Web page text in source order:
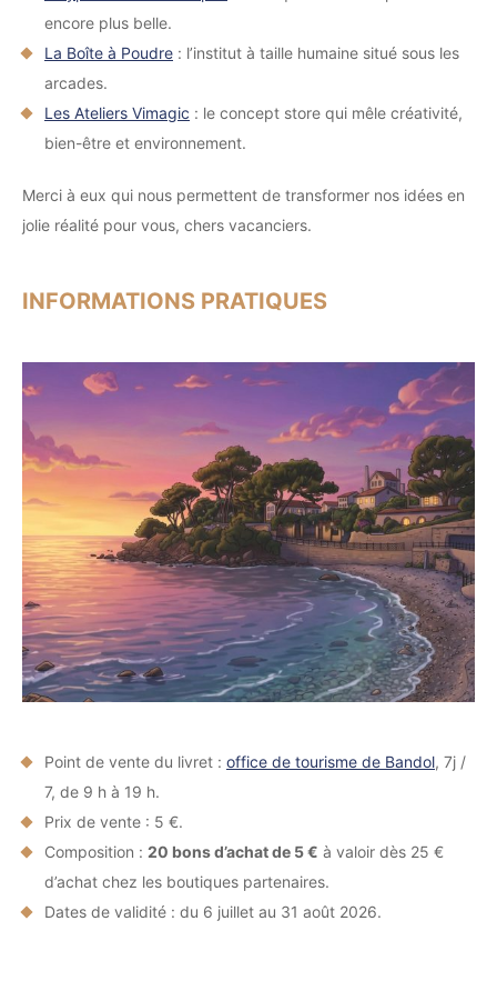
encore plus belle.
La Boîte à Poudre : l’institut à taille humaine situé sous les
arcades.
Les Ateliers Vimagic : le concept store qui mêle créativité,
bien-être et environnement.
Merci à eux qui nous permettent de transformer nos idées en
jolie réalité pour vous, chers vacanciers.
INFORMATIONS PRATIQUES
Point de vente du livret : office de tourisme de Bandol, 7j /
7, de 9 h à 19 h.
Prix de vente : 5 €.
Composition : 20 bons d’achat de 5 € à valoir dès 25 €
d’achat chez les boutiques partenaires.
Dates de validité : du 6 juillet au 31 août 2026.